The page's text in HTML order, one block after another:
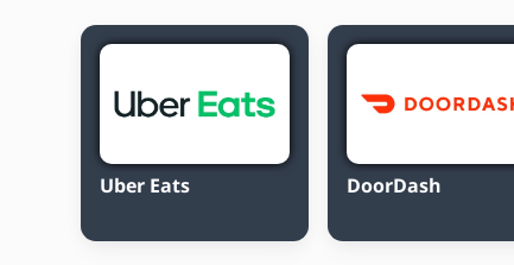
Uber Eats DoorDash